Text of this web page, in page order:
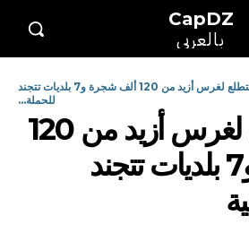
CapDZ
بالعربي
وهران تتطلع لغرس أزيد من 120 ألف شجرة و7 بلديات تتجند
للحملة...
وهران تتطلع لغرس أزيد من 120
ألف شجرة و7 بلديات تتجند